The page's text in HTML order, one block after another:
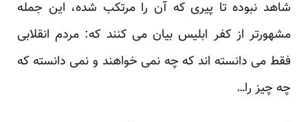
شاهد نبوده تا پیری که آن را مرتکب شده، این جمله
مشهورتر از کفر ابلیس بیان می کنند که: مردم انقلابی
فقط می دانسته اند که چه نمی خواهند و نمی دانسته که
چه چیز را…